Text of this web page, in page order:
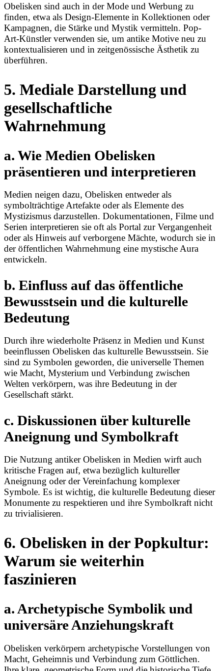
Obelisken sind auch in der Mode und Werbung zu
finden, etwa als Design-Elemente in Kollektionen oder
Kampagnen, die Stärke und Mystik vermitteln. Pop-
Art-Künstler verwenden sie, um antike Motive neu zu
kontextualisieren und in zeitgenössische Ästhetik zu
überführen.
5. Mediale Darstellung und
gesellschaftliche
Wahrnehmung
a. Wie Medien Obelisken
präsentieren und interpretieren
Medien neigen dazu, Obelisken entweder als
symbolträchtige Artefakte oder als Elemente des
Mystizismus darzustellen. Dokumentationen, Filme und
Serien interpretieren sie oft als Portal zur Vergangenheit
oder als Hinweis auf verborgene Mächte, wodurch sie in
der öffentlichen Wahrnehmung eine mystische Aura
entwickeln.
b. Einfluss auf das öffentliche
Bewusstsein und die kulturelle
Bedeutung
Durch ihre wiederholte Präsenz in Medien und Kunst
beeinflussen Obelisken das kulturelle Bewusstsein. Sie
sind zu Symbolen geworden, die universelle Themen
wie Macht, Mysterium und Verbindung zwischen
Welten verkörpern, was ihre Bedeutung in der
Gesellschaft stärkt.
c. Diskussionen über kulturelle
Aneignung und Symbolkraft
Die Nutzung antiker Obelisken in Medien wirft auch
kritische Fragen auf, etwa bezüglich kultureller
Aneignung oder der Vereinfachung komplexer
Symbole. Es ist wichtig, die kulturelle Bedeutung dieser
Monumente zu respektieren und ihre Symbolkraft nicht
zu trivialisieren.
6. Obelisken in der Popkultur:
Warum sie weiterhin
faszinieren
a. Archetypische Symbolik und
universäre Anziehungskraft
Obelisken verkörpern archetypische Vorstellungen von
Macht, Geheimnis und Verbindung zum Göttlichen.